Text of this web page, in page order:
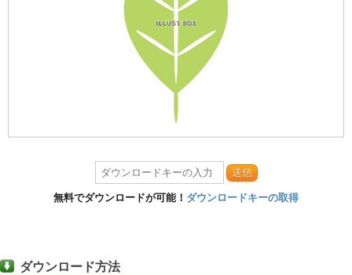
送信
無料でダウンロードが可能！ ダウンロードキーの取得
ダウンロード方法